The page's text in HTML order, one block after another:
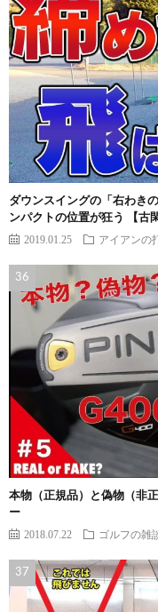
ダウンスイングの「右わき
ンパクトの位置が狂う 【古
2019.01.25 アイアンの
本物（正規品）と偽物（非
ー
2018.07.22 ゴルフの雑